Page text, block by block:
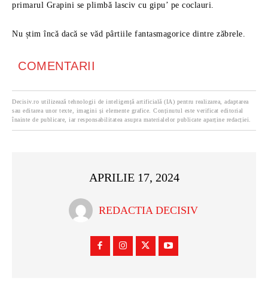
primarul Grapini se plimbă lasciv cu gipu’ pe coclauri.
Nu știm încă dacă se văd pârtiile fantasmagorice dintre zăbrele.
COMENTARII
Decisiv.ro utilizează tehnologii de inteligență artificială (IA) pentru realizarea, adaptarea
sau editarea unor texte, imagini și elemente grafice. Conținutul este verificat editorial
înainte de publicare, iar responsabilitatea asupra materialelor publicate aparține redacției.
APRILIE 17, 2024
REDACTIA DECISIV